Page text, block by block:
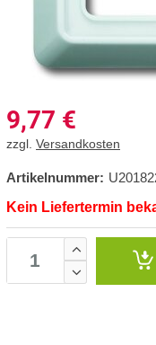
9,77 €
zzgl. Versandkosten
Artikelnummer:
Kein Liefertermin